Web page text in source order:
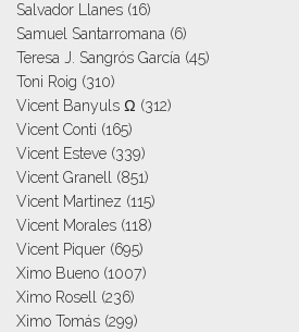
Salvador Llanes (16)
Samuel Santarromana (6)
Teresa J. Sangrós García (45)
Toni Roig (310)
Vicent Banyuls Ω (312)
Vicent Conti (165)
Vicent Esteve (339)
Vicent Granell
(851)
Vicent Martinez (115)
Vicent Morales (118)
Vicent Piquer (695)
Ximo Bueno (1007)
Ximo Rosell
(236)
Ximo Tomás (299)